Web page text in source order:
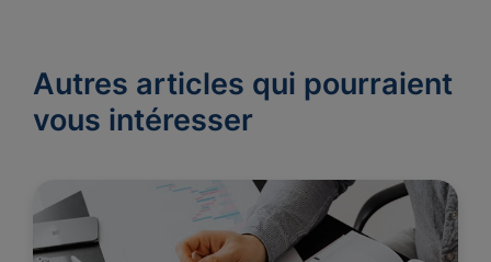
Autres articles qui pourraient
vous intéresser